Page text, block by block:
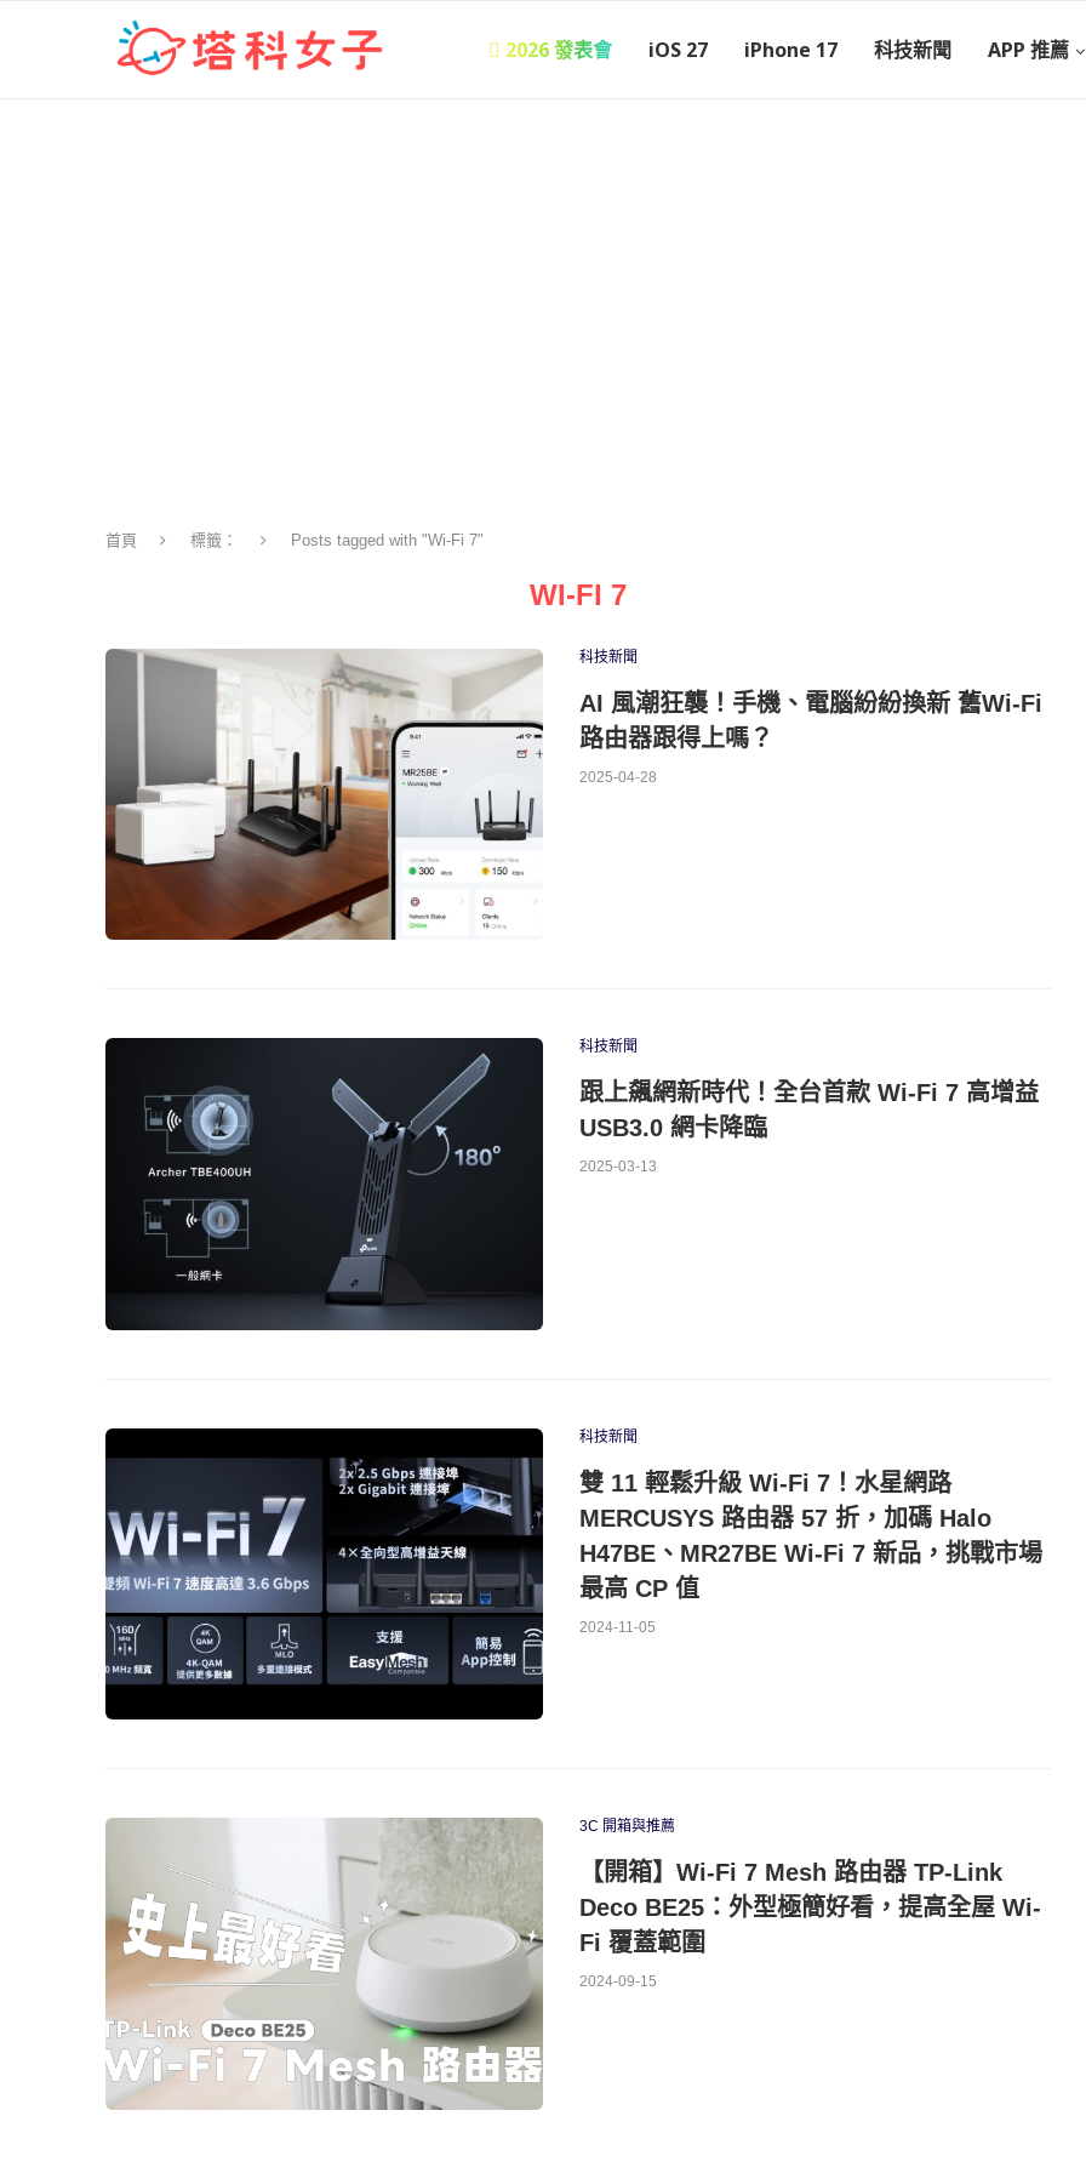
 2026 發表會 iOS 27 iPhone 17 科技新聞 APP 推薦
首頁 標籤： Posts tagged with "Wi-Fi 7"
WI-FI 7
科技新聞
AI 風潮狂襲！手機、電腦紛紛換新 舊Wi-Fi
路由器跟得上嗎？
2025-04-28
科技新聞
跟上飆網新時代！全台首款 Wi-Fi 7 高增益
USB3.0 網卡降臨
2025-03-13
科技新聞
雙 11 輕鬆升級 Wi-Fi 7！水星網路
MERCUSYS 路由器 57 折，加碼 Halo
H47BE、MR27BE Wi-Fi 7 新品，挑戰市場
最高 CP 值
2024-11-05
3C 開箱與推薦
【開箱】Wi-Fi 7 Mesh 路由器 TP-Link
Deco BE25：外型極簡好看，提高全屋 Wi-
Fi 覆蓋範圍
2024-09-15